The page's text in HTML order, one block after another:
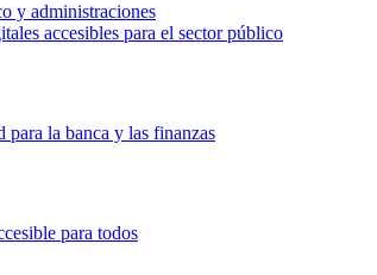
y administraciones
accesibles para el sector público
para la banca y las finanzas
para todos